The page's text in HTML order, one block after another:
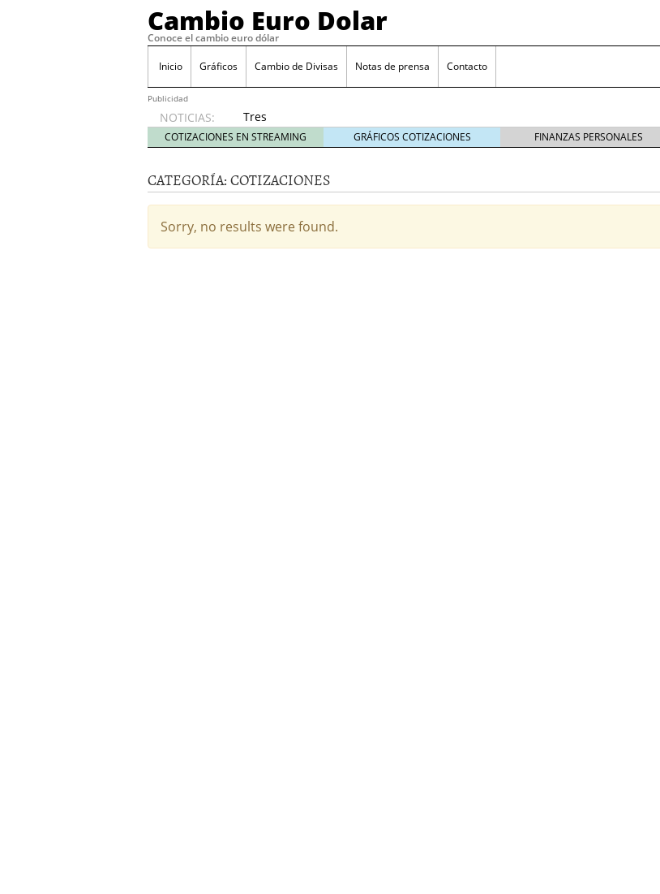
Cambio Euro Dolar
Conoce el cambio euro dólar
Inicio Gráficos Cambio de Divisas Notas de prensa Contacto
Publicidad
NOTICIAS:
Tres
escenarios
posibles
EUR/USD
según
decisiones
de la Fed
COTIZACIONES EN STREAMING GRÁFICOS COTIZACIONES FINANZAS PERSONALES
CATEGORÍA:COTIZACIONES
Sorry, no results were found.